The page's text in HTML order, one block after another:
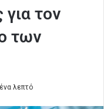
τον
των
λεπτό